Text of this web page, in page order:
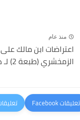
منذ عام
اعتراضات ابن مالك على
الزمخشري (طبعة 2) لـ د. عادل...